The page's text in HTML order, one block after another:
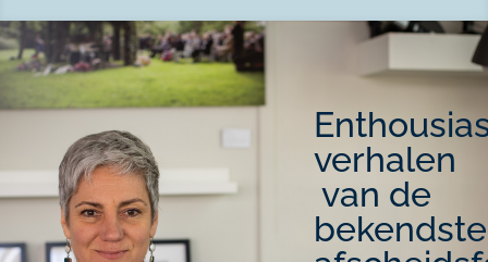
verhalen
van de
bekendste